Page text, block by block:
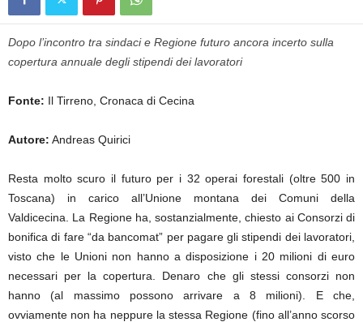
Dopo l’incontro tra sindaci e Regione futuro ancora incerto sulla
copertura annuale degli stipendi dei lavoratori
Fonte: Il Tirreno, Cronaca di Cecina
Autore: Andreas Quirici
Resta molto scuro il futuro per i 32 operai forestali (oltre 500 in
Toscana) in carico all’Unione montana dei Comuni della
Valdicecina. La Regione ha, sostanzialmente, chiesto ai Consorzi di
bonifica di fare “da bancomat” per pagare gli stipendi dei lavoratori,
visto che le Unioni non hanno a disposizione i 20 milioni di euro
necessari per la copertura. Denaro che gli stessi consorzi non
hanno (al massimo possono arrivare a 8 milioni). E che,
ovviamente non ha neppure la stessa Regione (fino all’anno scorso